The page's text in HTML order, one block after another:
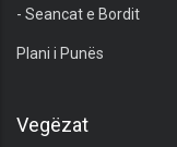
- Seancat e Bordit
Plani i Punës
Vegëzat